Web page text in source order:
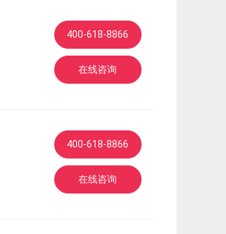
400-618-8866
在线咨询
400-618-8866
在线咨询